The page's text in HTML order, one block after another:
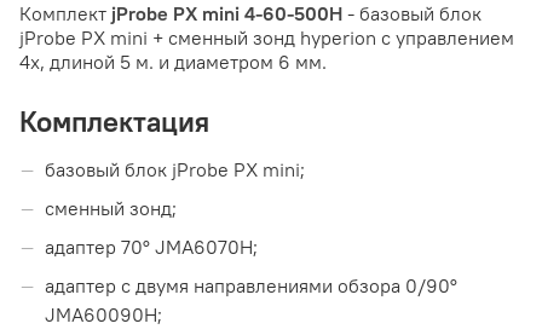
Комплект jProbe PX mini 4-60-500H - базовый блок
jProbe PX mini + сменный зонд hyperion с управлением
4x, длиной 5 м. и диаметром 6 мм.
Комплектация
базовый блок jProbe PX mini;
сменный зонд;
адаптер 70° JMA6070H;
адаптер с двумя направлениями обзора 0/90°
JMA60090H;